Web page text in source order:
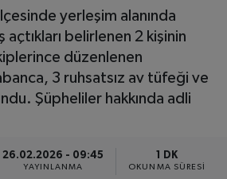
yerleşim alanında
açtıkları belirlenen 2 kişinin
düzenlenen
3 ruhsatsız av tüfeği ve
Şüpheliler hakkında adli
26.02.2026 - 09:45
YAYINLANMA
1 DK
OKUNMA SÜRESI